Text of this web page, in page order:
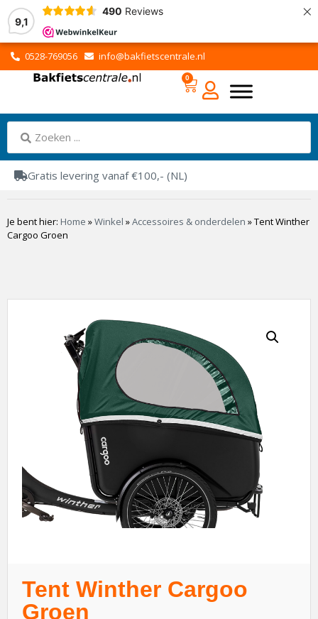
9,1
490 Reviews ×
0528-769056 info@bakfietscentrale.nl
0
Gratis levering vanaf €100,- (NL)
Je bent hier: Home »Winkel »Accessoires & onderdelen »Tent Winther
Cargoo Groen
Tent Winther Cargoo
Groen